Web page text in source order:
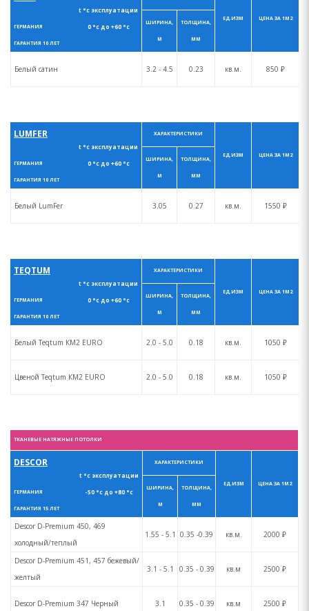
t °с эксплуатации
0 °с до +60 °с
ГЕРМАНИЯ
ГАРАНТИЯ 10 ЛЕТ
ЕД.ИЗМ ЦЕНА ЗА 1М2
ШИРИНА,
М
ТОЛЩИНА,
ММ
Белый сатин 3.2 - 4.5 0.23 кв.м. 850 ₽
LUMFER
t °с эксплуатации
0 °с до +60 °с
ГЕРМАНИЯ
ГАРАНТИЯ 10 ЛЕТ
ХАРАКТЕРИСТИКИ
ЕД.ИЗМ ЦЕНА ЗА 1М2
ШИРИНА,
М
ТОЛЩИНА,
ММ
Белый LumFer 3.05 0.27 кв.м. 1550 ₽
TEQTUM
t °с эксплуатации
0 °с до +60 °с
ГЕРМАНИЯ
ГАРАНТИЯ 10 ЛЕТ
ХАРАКТЕРИСТИКИ
ЕД.ИЗМ ЦЕНА ЗА 1М2
ШИРИНА,
М
ТОЛЩИНА,
ММ
Белый Teqtum КM2 EURO 2.0 - 5.0 0.18 кв.м. 1050 ₽
Цвеной Teqtum КM2 EURO 2.0 - 5.0 0.18 кв.м. 1050 ₽
ТКАНЕВЫЕ НАТЯЖНЫЕ ПОТОЛКИ
DESCOR
t °с эксплуатации
-50 °с до +80 °с
ГЕРМАНИЯ
ГАРАНТИЯ 15 ЛЕТ
ХАРАКТЕРИСТИКИ
ЕД.ИЗМ ЦЕНА ЗА 1М2
ШИРИНА,
М
ТОЛЩИНА,
ММ
Descor D-Premium 450, 469
холодный/теплый
1.55 - 5.1 0.35 -0.39 кв.м. 2000 ₽
Descor D-Premium 451, 457 бежевый/
желтый
3.1 - 5.1 0.35 - 0.39 кв.м 2500 ₽
Descor D-Premium 347 Черный 3.1 0.35 - 0.39 кв.м 2500 ₽